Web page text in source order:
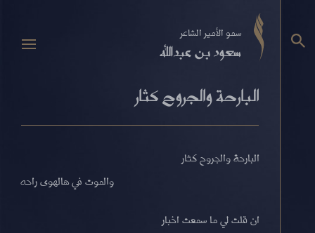
سمو الأمير الشاعر
سعود بن عبدالله
البارحة والجروح كثار
البارحة والجروح كثار
والموت في هالهوى راحه
ان قلت لي ما سمعت اخبار